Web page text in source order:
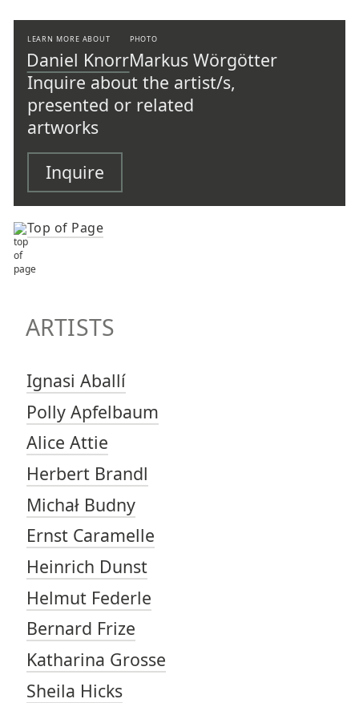
LEARN MORE ABOUT
Daniel Knorr
PHOTO
Markus Wörgötter
Inquire about the artist/s,
presented or related
artworks
Inquire
Top of Page
ARTISTS
Ignasi Aballí
Polly Apfelbaum
Alice Attie
Herbert Brandl
Michał Budny
Ernst Caramelle
Heinrich Dunst
Helmut Federle
Bernard Frize
Katharina Grosse
Sheila Hicks